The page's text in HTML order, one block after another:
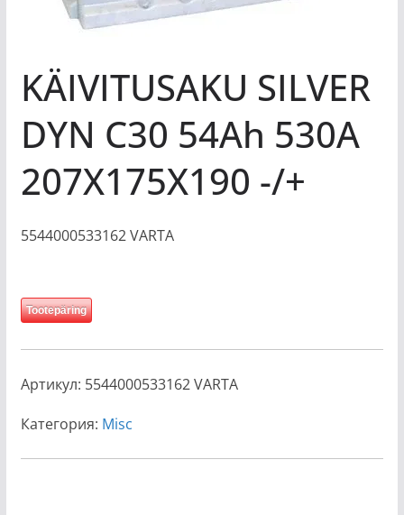
KÄIVITUSAKU SILVER
DYN C30 54Ah 530A
207X175X190 -/+
5544000533162 VARTA
Tootepäring
Артикул: 5544000533162 VARTA
Категория: Misc